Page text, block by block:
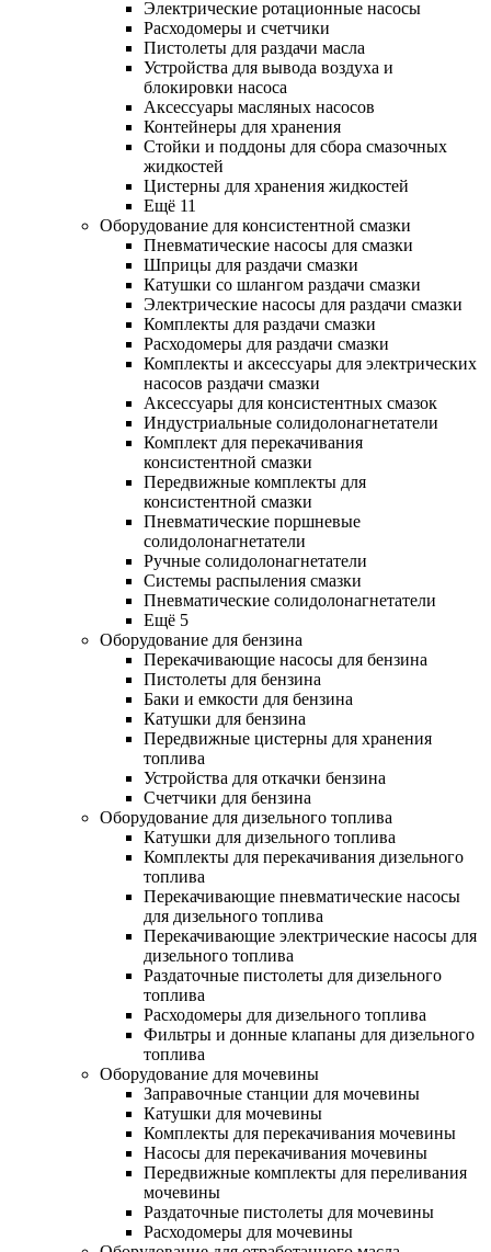
Электрические ротационные насосы
Расходомеры и счетчики
Пистолеты для раздачи масла
Устройства для вывода воздуха и
блокировки насоса
Аксессуары масляных насосов
Контейнеры для хранения
Стойки и поддоны для сбора смазочных
жидкостей
Цистерны для хранения жидкостей
Ещё 11
Оборудование для консистентной смазки
Пневматические насосы для смазки
Шприцы для раздачи смазки
Катушки со шлангом раздачи смазки
Электрические насосы для раздачи смазки
Комплекты для раздачи смазки
Расходомеры для раздачи смазки
Комплекты и аксессуары для электрических
насосов раздачи смазки
Аксессуары для консистентных смазок
Индустриальные солидолонагнетатели
Комплект для перекачивания
консистентной смазки
Передвижные комплекты для
консистентной смазки
Пневматические поршневые
солидолонагнетатели
Ручные солидолонагнетатели
Системы распыления смазки
Пневматические солидолонагнетатели
Ещё 5
Оборудование для бензина
Перекачивающие насосы для бензина
Пистолеты для бензина
Баки и емкости для бензина
Катушки для бензина
Передвижные цистерны для хранения
топлива
Устройства для откачки бензина
Счетчики для бензина
Оборудование для дизельного топлива
Катушки для дизельного топлива
Комплекты для перекачивания дизельного
топлива
Перекачивающие пневматические насосы
для дизельного топлива
Перекачивающие электрические насосы для
дизельного топлива
Раздаточные пистолеты для дизельного
топлива
Расходомеры для дизельного топлива
Фильтры и донные клапаны для дизельного
топлива
Оборудование для мочевины
Заправочные станции для мочевины
Катушки для мочевины
Комплекты для перекачивания мочевины
Насосы для перекачивания мочевины
Передвижные комплекты для переливания
мочевины
Раздаточные пистолеты для мочевины
Расходомеры для мочевины